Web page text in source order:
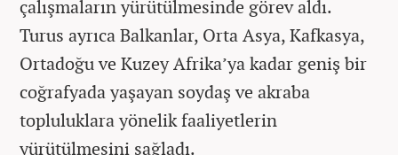
çalışmaların yürütülmesinde görev aldı.
Turus ayrıca Balkanlar, Orta Asya, Kafkasya,
Ortadoğu ve Kuzey Afrika’ya kadar geniş bir
coğrafyada yaşayan soydaş ve akraba
topluluklara yönelik faaliyetlerin
yürütülmesini sağladı.